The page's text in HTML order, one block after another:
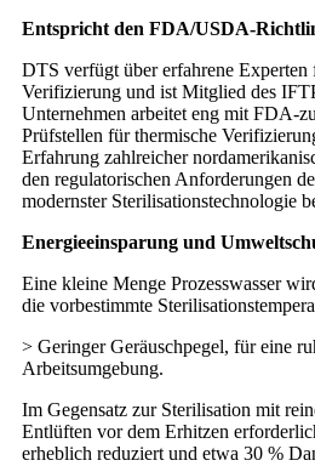
Entspricht den FDA/USDA-
DTS verfügt über erfahrene Experten
Verifizierung und ist Mitglied des
Unternehmen arbeitet eng mit FDA-
Prüfstellen für thermische
Erfahrung zahlreicher
den regulatorischen Anforderungen
modernster Sterilisationstechnologie
Energieeinsparung und
Eine kleine Menge Prozesswasser
die vorbestimmte
> Geringer Geräuschpegel, für eine
Arbeitsumgebung.
Im Gegensatz zur Sterilisation mit
Entlüften vor dem Erhitzen
erheblich reduziert und etwa 30 %